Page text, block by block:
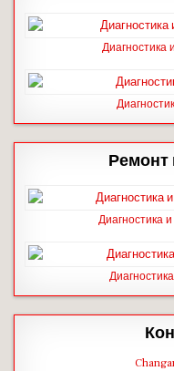
Диагностика
Ремонт
Диагностика